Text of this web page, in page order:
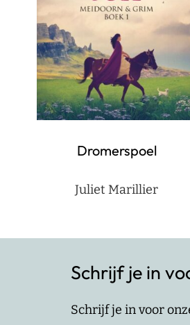
Dromerspoel
Juliet Marillier
Schrijf je in
Schrijf je in voor